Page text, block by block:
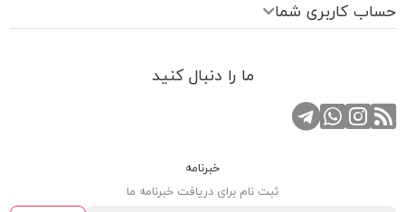
حساب کاربری شما
ما را دنبال کنید
RSSصفحه اینستاگرام
تماس با واتس اپ
کانال تلگرام
خبرنامه
ثبت نام برای دریافت خبرنامه ما